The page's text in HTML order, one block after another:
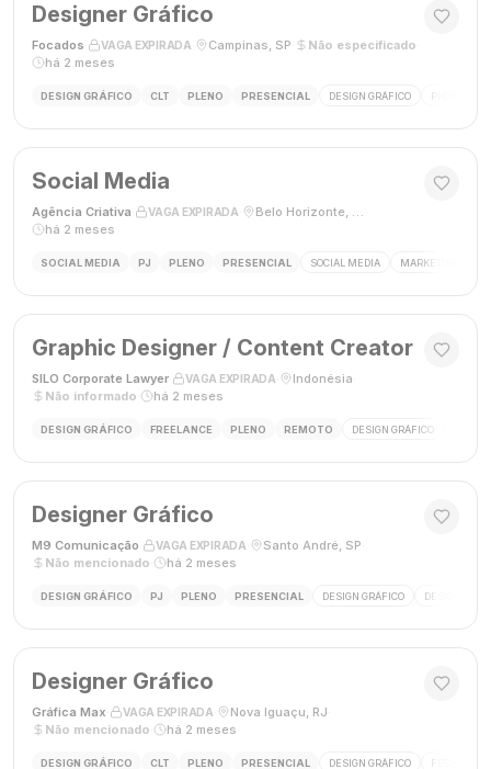
Designer Gráfico
Focados VAGA EXPIRADA Campinas, SP Não especificado
há 2 meses
DESIGN GRÁFICO CLT PLENO PRESENCIAL DESIGN GRÁFICO PHOTOSHOP
Social Media
Agência Criativa VAGA EXPIRADA Belo Horizonte, Brasil
há 2 meses
SOCIAL MEDIA PJ PLENO PRESENCIAL SOCIAL MEDIA MARKETING
Graphic Designer / Content Creator
SILO Corporate Lawyer VAGA EXPIRADA Indonésia
Não informado
há 2 meses
DESIGN GRÁFICO FREELANCE PLENO REMOTO DESIGN GRÁFICO
Designer Gráfico
M9 Comunicação VAGA EXPIRADA Santo André, SP
Não mencionado
há 2 meses
DESIGN GRÁFICO PJ PLENO PRESENCIAL DESIGN GRÁFICO DESIGNER
Designer Gráfico
Gráfica Max VAGA EXPIRADA Nova Iguaçu, RJ
Não mencionado
há 2 meses
DESIGN GRÁFICO CLT PLENO PRESENCIAL DESIGN GRÁFICO